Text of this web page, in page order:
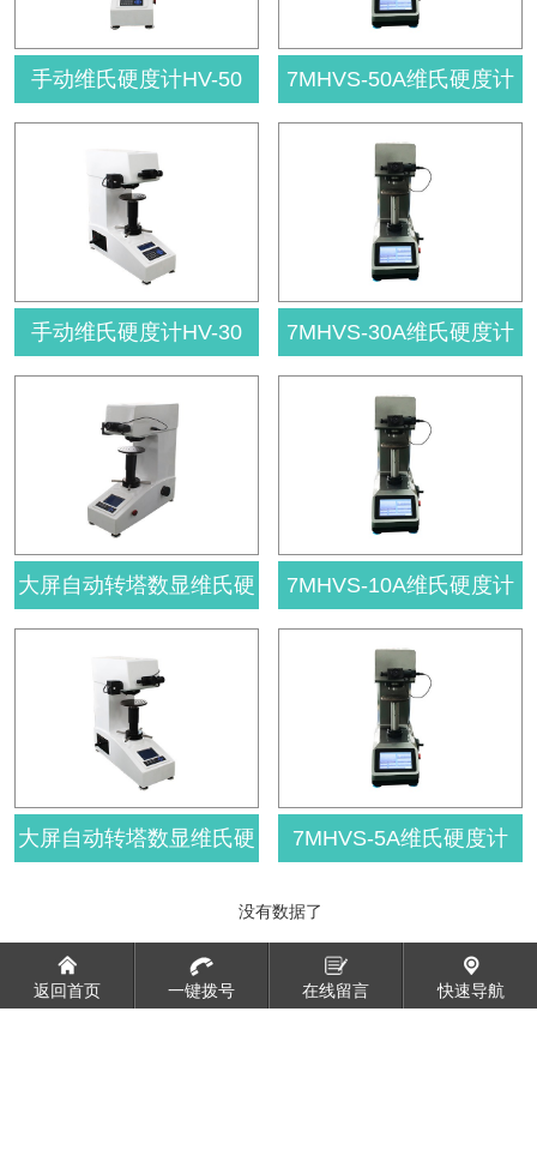
手动维氏硬度计HV-50
手动维氏硬度计HV-30
大屏自动转塔数显维氏硬
度计HVS-50A
大屏自动转塔数显维氏硬
7MHVS-50A维氏硬度计
7MHVS-30A维氏硬度计
7MHVS-10A维氏硬度计
7MHVS-5A维氏硬度计
没有数据了
返回首页 一键拨号 在线留言 快速导航